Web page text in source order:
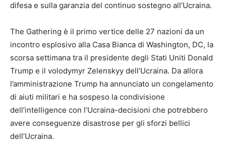
difesa e sulla garanzia del continuo sostegno all’Ucraina.
The Gathering è il primo vertice delle 27 nazioni da un
incontro esplosivo alla Casa Bianca di Washington, DC, la
scorsa settimana tra il presidente degli Stati Uniti Donald
Trump e il volodymyr Zelenskyy dell’Ucraina. Da allora
l’amministrazione Trump ha annunciato un congelamento
di aiuti militari e ha sospeso la condivisione
dell’intelligence con l’Ucraina-decisioni che potrebbero
avere conseguenze disastrose per gli sforzi bellici
dell’Ucraina.